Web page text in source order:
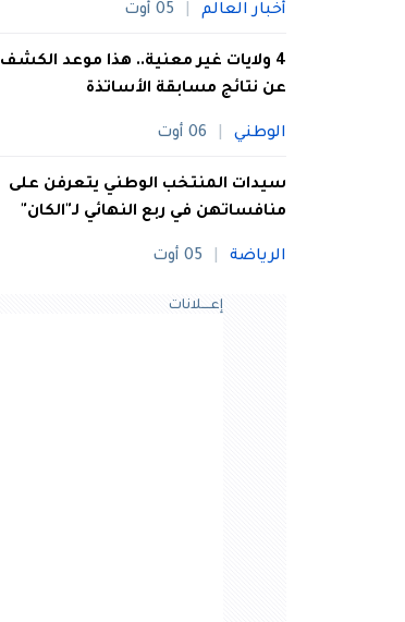
أخبار العالم 05 أوت
4 ولايات غير معنية.. هذا موعد الكشف
عن نتائج مسابقة الأساتذة
الوطني 06 أوت
سيدات المنتخب الوطني يتعرفن على
منافساتهن في ربع النهائي لـ"الكان"
الرياضة 05 أوت
إعــــلانات